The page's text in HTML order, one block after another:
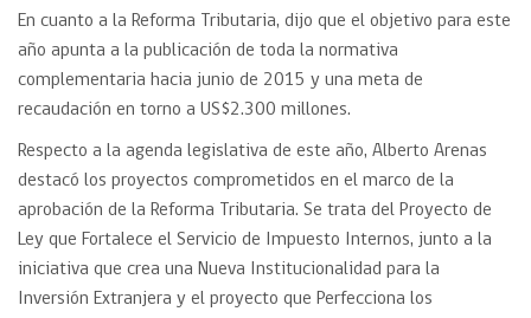
En cuanto a la Reforma Tributaria, dijo que el objetivo para este
año apunta a la publicación de toda la normativa
complementaria hacia junio de 2015 y una meta de
recaudación en torno a US$2.300 millones.
Respecto a la agenda legislativa de este año, Alberto Arenas
destacó los proyectos comprometidos en el marco de la
aprobación de la Reforma Tributaria. Se trata del Proyecto de
Ley que Fortalece el Servicio de Impuesto Internos, junto a la
iniciativa que crea una Nueva Institucionalidad para la
Inversión Extranjera y el proyecto que Perfecciona los